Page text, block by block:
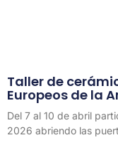
Taller de
Europeos de la
Del 7 al 10 de abril
2026 abriendo las